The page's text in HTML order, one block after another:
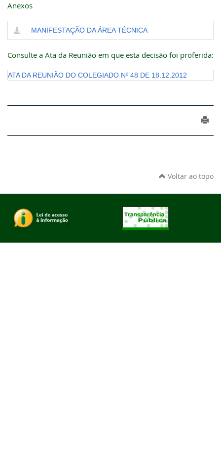
Anexos
MANIFESTAÇÃO DA ÁREA TÉCNICA
Consulte a Ata da Reunião em que esta decisão foi proferida:
ATA DA REUNIÃO DO COLEGIADO Nº 48 DE 18.12.2012
Voltar ao topo